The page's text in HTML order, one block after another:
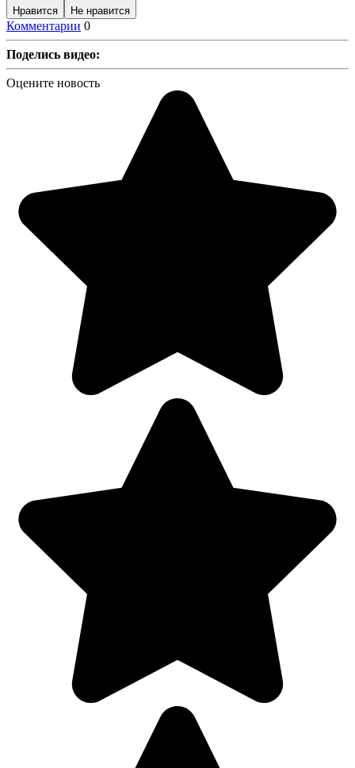
Нравится Не нравится
Комментарии 0
Поделись видео:
Оцените новость